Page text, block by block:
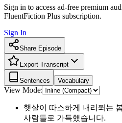
Sign in to access ad-free premium
FluentFiction Plus subscription.
Sign In
Share Episode
Export Transcript
Sentences Vocabulary
View Mode:
햇살이 따스하게 내리쬐는
사람들로 가득했습니다.